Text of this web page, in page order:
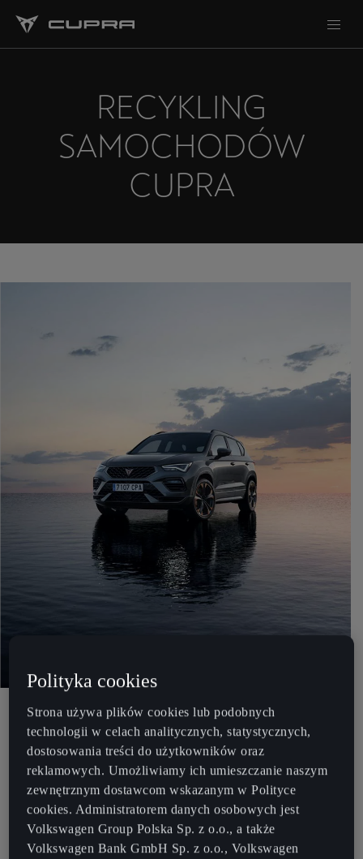
RECYKLING
SAMOCHODÓW
CUPRA
ZADBAJ Z NAMI O PLANETĘ!
Recykling samochodów jest ważny dla ochrony planety.
Dzięki niemu ograniczamy ilość odpadów, zmniejszamy
obciążenie środowiska i zużycie surowców naturalnych.
Kiedy Twój samochód CUPRA spełni swoją rolę – oddaj
go do recyklingu.
Polityka cookies
Strona używa plików cookies lub podobnych
technologii w celach analitycznych, statystycznych,
dostosowania treści do użytkowników oraz
reklamowych. Umożliwiamy ich umieszczanie naszym
zewnętrznym dostawcom wskazanym w Polityce
cookies. Administratorem danych osobowych jest
Volkswagen Group Polska Sp. z o.o., a także
Volkswagen Bank GmbH Sp. z o.o., Volkswagen